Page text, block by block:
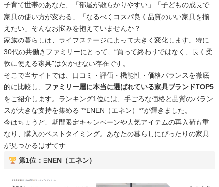
子育て世帯のあなた、「部屋が散らかりやすい」「子どもの成長で
家具の使い方が変わる」「なるべくコスパ良く品質のいい家具を揃
えたい」そんなお悩みを抱えていませんか？
家族の暮らしは、ライフステージによって大きく変化します。特に
30代の共働きファミリーにとって、“買って終わりではなく、長く柔
軟に使える家具”は欠かせない存在です。
そこで当サイトでは、口コミ・評価・機能性・価格バランスを徹底
的に比較し、 ファミリー層に本当に選ばれている家具ブランドTOP5
をご紹介します。ランキング1位には、手ごろな価格と品質のバラン
スが大きな支持を集める **ENEN（エネン）**が輝きました。
今はちょうど、期間限定キャンペーンや人気アイテムの再入荷も重
なり、購入のベストタイミング。あなたの暮らしにぴったりの家具
が見つかるはずです
第1位：ENEN（エネン）